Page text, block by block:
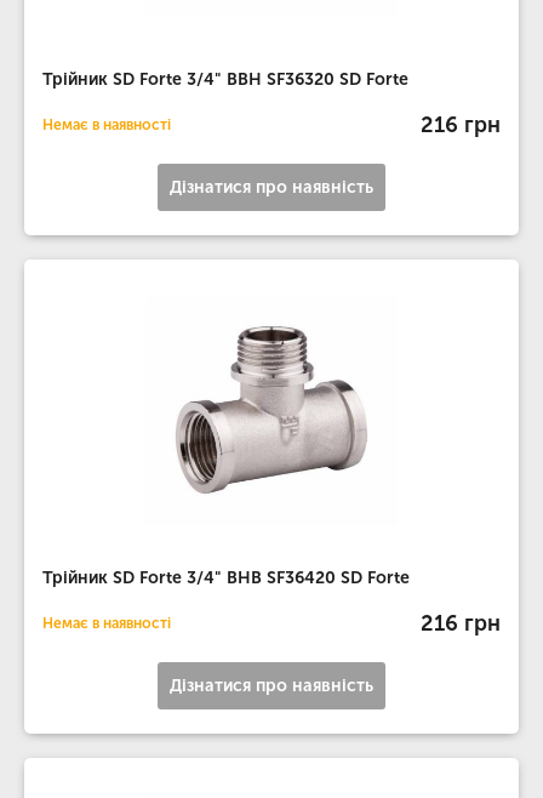
Трійник SD Forte 3/4" ВВН SF36320 SD Forte
Немає в наявності 216 грн
Дізнатися про наявність
Трійник SD Forte 3/4" ВНВ SF36420 SD Forte
Немає в наявності 216 грн
Дізнатися про наявність